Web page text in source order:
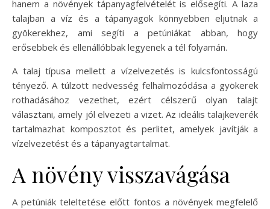
hanem a növények tápanyagfelvételét is elősegíti. A laza
talajban a víz és a tápanyagok könnyebben eljutnak a
gyökerekhez, ami segíti a petúniákat abban, hogy
erősebbek és ellenállóbbak legyenek a tél folyamán.
A talaj típusa mellett a vízelvezetés is kulcsfontosságú
tényező. A túlzott nedvesség felhalmozódása a gyökerek
rothadásához vezethet, ezért célszerű olyan talajt
választani, amely jól elvezeti a vizet. Az ideális talajkeverék
tartalmazhat komposztot és perlitet, amelyek javítják a
vízelvezetést és a tápanyagtartalmat.
A növény visszavágása
A petúniák teleltetése előtt fontos a növények megfelelő